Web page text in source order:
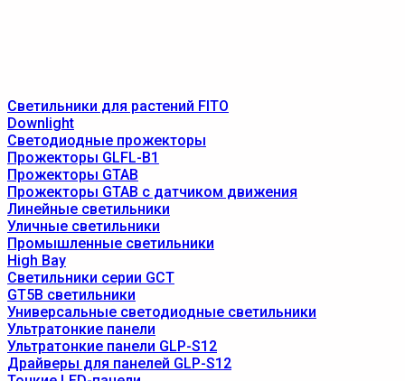
Светильники для растений FITO
Downlight
Светодиодные прожекторы
Прожекторы GLFL-B1
Прожекторы GTAB
Прожекторы GTAB с датчиком движения
Линейные светильники
Уличные светильники
Промышленные светильники
High Bay
Светильники серии GCT
GT5B светильники
Универсальные светодиодные светильники
Ультратонкие панели
Ультратонкие панели GLP-S12
Драйверы для панелей GLP-S12